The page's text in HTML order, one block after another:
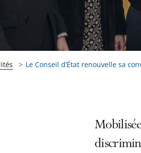
Le Conseil d’État renouvelle sa